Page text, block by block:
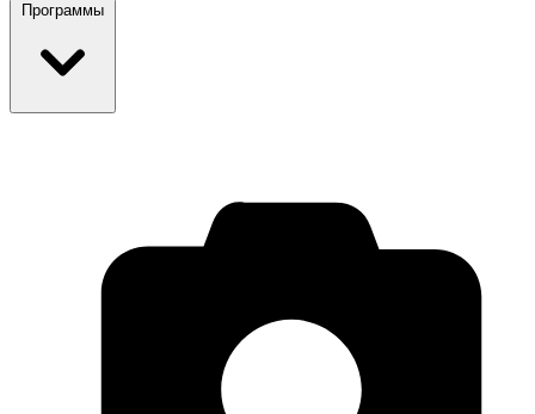
Программы